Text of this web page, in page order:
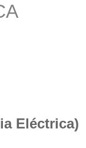
Eléctrica)